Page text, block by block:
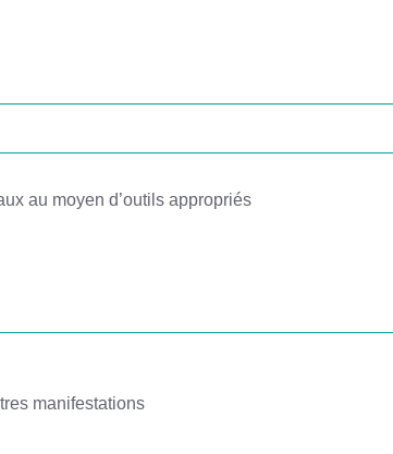
au moyen d’outils appropriés
manifestations